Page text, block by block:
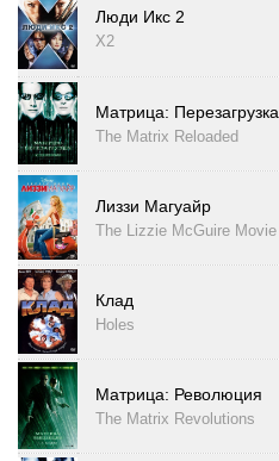
Люди Икс 2
X2
Матрица: Перезагрузка
The Matrix Reloaded
Лиззи Магуайр
The Lizzie McGuire Movie
Клад
Holes
Матрица: Революция
The Matrix Revolutions